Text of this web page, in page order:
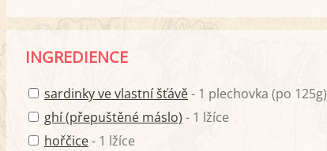
INGREDIENCE
sardinky ve vlastní šťávě- 1 plechovka (po 125g)
ghí (přepuštěné máslo) - 1 lžíce
hořčice- 1 lžíce